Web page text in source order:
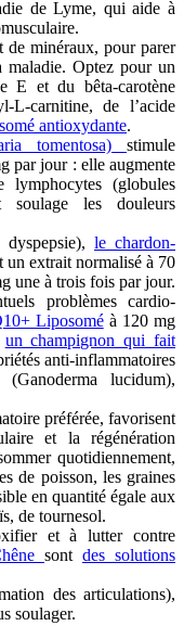
de Lyme, qui aide à
de minéraux, pour parer
maladie. Optez pour un
E et du bêta-carotène
L-carnitine, de l’acide
antioxydante.
tomentosa) stimule
par jour : elle augmente
(globules
soulage les douleurs
le chardon-
un extrait normalisé à 70
une à trois fois par jour.
problèmes cardio-
Liposoméà 120 mg
un champignon qui fait
anti-inflammatoires
lucidum),
préférée, favorisent
et la régénération
quotidiennement,
de poisson, les graines
en quantité égale aux
de tournesol.
et à lutter contre
sont des solutions
des articulations),
soulager.